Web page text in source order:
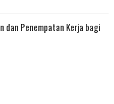
dan Penempatan Kerja bagi